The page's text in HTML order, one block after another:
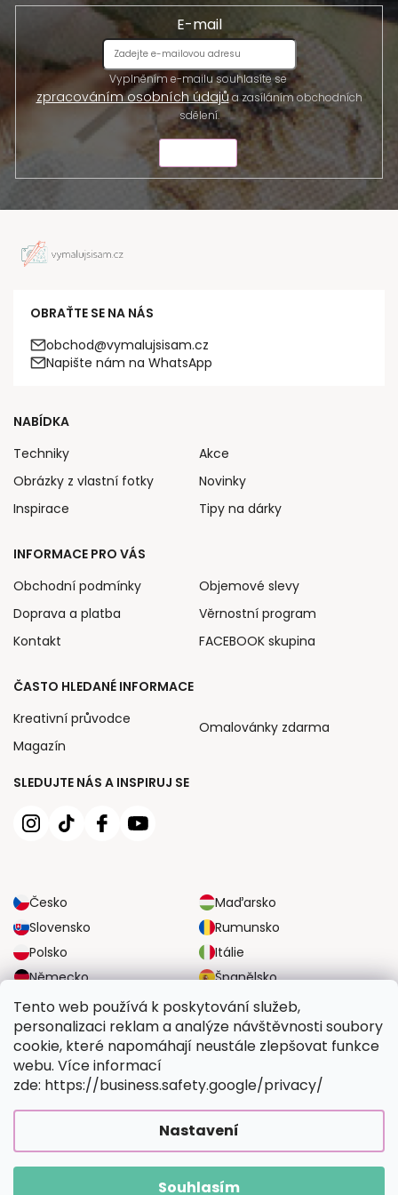
Tento web používá k poskytování služeb,
personalizaci reklam a analýze návštěvnosti soubory
cookie, které napomáhají neustále zlepšovat funkce
webu. Více informací
zde: https://business.safety.google/privacy/
Nastavení
Souhlasím
E-mail
Vyplněním e-mailu souhlasíte se
zpracováním osobních údajůa zasíláním obchodních
sdělení.
OBRAŤTE SE NA NÁS
obchod@vymalujsisam.cz
Napište nám na WhatsApp
SLEDUJTE NÁS A INSPIRUJ SE
Česko
Maďarsko
Slovensko
Rumunsko
Polsko
Itálie
Německo
Španělsko
Velká Británie
Rakousko
NABÍDKA
Techniky
Obrázky z vlastní fotky
Inspirace
Akce
Novinky
Tipy na dárky
INFORMACE PRO VÁS
Obchodní podmínky
Doprava a platba
Kontakt
Objemové slevy
Věrnostní program
FACEBOOK skupina
ČASTO HLEDANÉ INFORMACE
Kreativní průvodce
Magazín
Omalovánky zdarma
SPOLEHLIVÉ MOŽNOSTI DOPRAVY
BEZPEČNÉ MOŽNOSTI PLATBY
Vymalujsisam.cz. Všechna práva vyhrazena.